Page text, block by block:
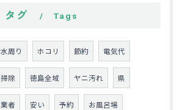
タグ Tags
水周り ホコリ 節約 電気代
掃除 徳島全域 ヤニ汚れ 県
業者 安い 予約 お風呂場